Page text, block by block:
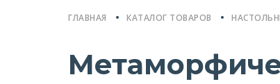
ГЛАВНАЯ КАТАЛОГ ТОВАРОВ